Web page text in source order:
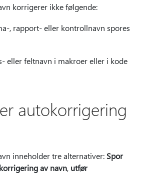
korrigerer ikke følgende:
, rapport- eller kontrollnavn spores
eller feltnavn i makroer eller i kode
autokorrigering
inneholder tre alternativer: Spor
av navn, utfør